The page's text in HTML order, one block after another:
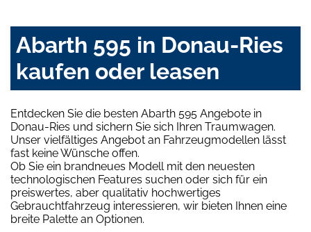
Abarth 595 in Donau-Ries
kaufen oder leasen
Entdecken Sie die besten Abarth 595 Angebote in
Donau-Ries und sichern Sie sich Ihren Traumwagen.
Unser vielfältiges Angebot an Fahrzeugmodellen lässt
fast keine Wünsche offen.
Ob Sie ein brandneues Modell mit den neuesten
technologischen Features suchen oder sich für ein
preiswertes, aber qualitativ hochwertiges
Gebrauchtfahrzeug interessieren, wir bieten Ihnen eine
breite Palette an Optionen.